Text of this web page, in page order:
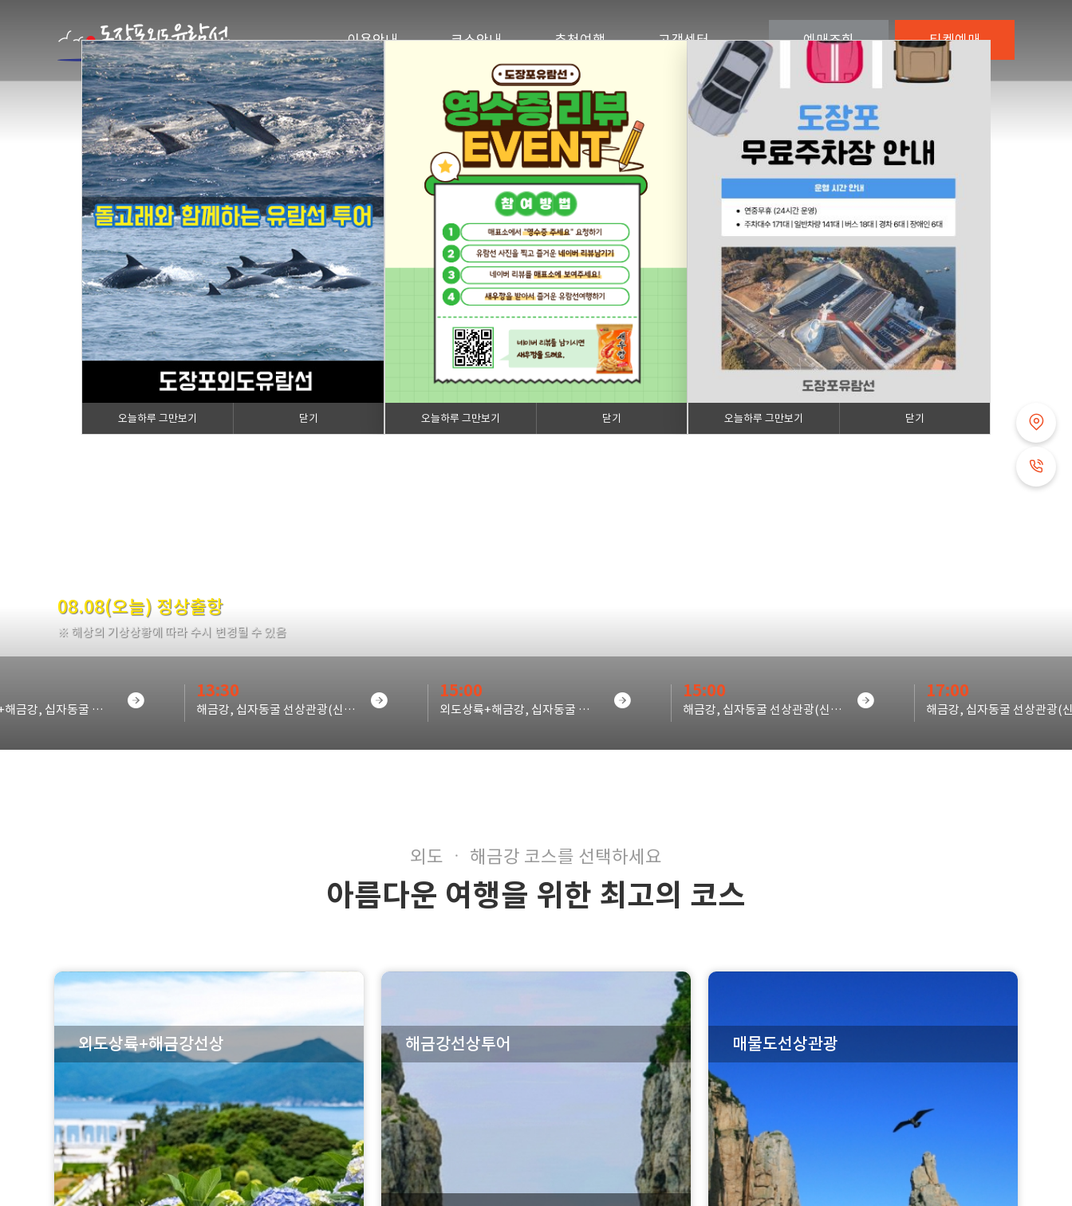
오늘하루 그만보기 닫기 오늘하루 그만보기 닫기 오늘하루 그만보기 닫기
예매조회 티켓예매
이용안내 코스안내 추천여행 고객센터
아름다운 남국의 파라다이스
바람의 언덕에서 출발하는외도보타니아, 해금강여행
08.08(오늘) 정상출항
※ 해상의 기상상황에 따라 수시 변경될 수 있음
외도상륙+해금강, 십자동굴 선상관광(외도입장료 별도)
13:30
해금강, 십자동굴 선상관광(신선대,우제봉,외도상륙X)
15:00
외도상륙+해금강, 십자동굴 선상관광(외도입장료 별도)
15:00
해금강, 십자동굴 선상관광(신선대,우제봉,외도상륙X)
17:00
외도 ㆍ 해금강 코스를 선택하세요
아름다운 여행을 위한 최고의 코스
외도상륙+해금강선상 해금강선상투어 매물도선상관광